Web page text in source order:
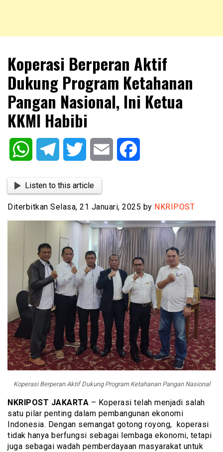
NKRIPOST
Koperasi Berperan Aktif
Dukung Program Ketahanan
Pangan Nasional, Ini Ketua
KKMI Habibi
WhatsAppTelegram Twitter Email
Listen to this article
Diterbitkan Selasa, 21 Januari, 2025 by NKRIPOST
Koperasi Berperan Aktif Dukung Program Ketahanan Pangan Nasional
NKRIPOST JAKARTA – Koperasi telah menjadi salah
satu pilar penting dalam pembangunan ekonomi
Indonesia. Dengan semangat gotong royong, koperasi
tidak hanya berfungsi sebagai lembaga ekonomi, tetapi
juga sebagai wadah pemberdayaan masyarakat untuk